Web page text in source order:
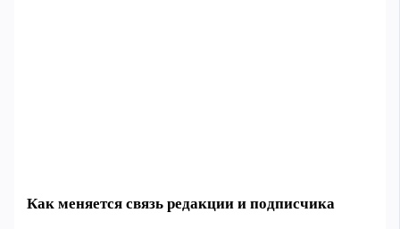
Как меняется связь редакции и подписчика